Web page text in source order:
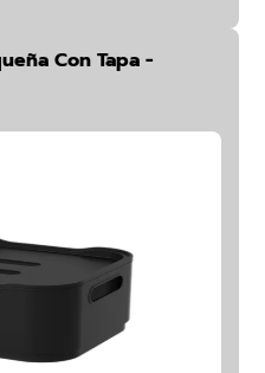
Con Tapa -